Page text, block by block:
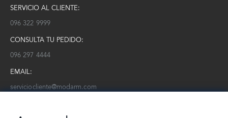
SERVICIO AL CLIENTE:
096 322 9999
CONSULTA TU PEDIDO:
096 297 4444
EMAIL:
serviciocliente@modarm.com